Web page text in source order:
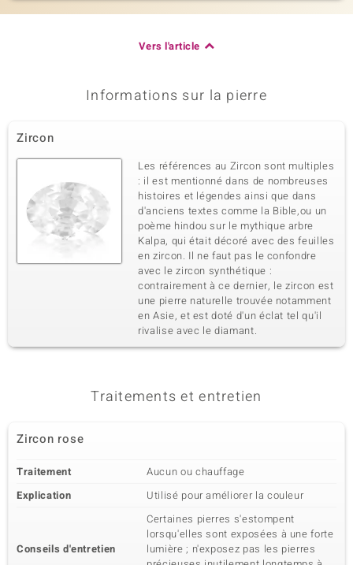
Vers l'article
Informations sur la pierre
Zircon
Les références au Zircon sont multiples
: il est mentionné dans de nombreuses
histoires et légendes ainsi que dans
d'anciens textes comme la Bible,ou un
poème hindou sur le mythique arbre
Kalpa, qui était décoré avec des feuilles
en zircon. Il ne faut pas le confondre
avec le zircon synthétique :
contrairement à ce dernier, le zircon est
une pierre naturelle trouvée notamment
en Asie, et est doté d'un éclat tel qu'il
rivalise avec le diamant.
Traitements et entretien
Zircon rose
Traitement
Aucun ou chauffage
Explication
Utilisé pour améliorer la couleur
Conseils d'entretien
Certaines pierres s'estompent
lorsqu'elles sont exposées à une forte
lumière ; n'exposez pas les pierres